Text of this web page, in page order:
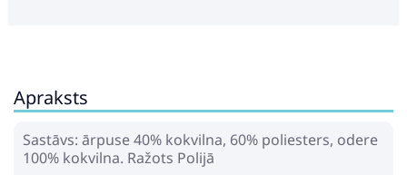
Apraksts
Sastāvs: ārpuse 40% kokvilna, 60% poliesters, odere
100% kokvilna. Ražots Polijā